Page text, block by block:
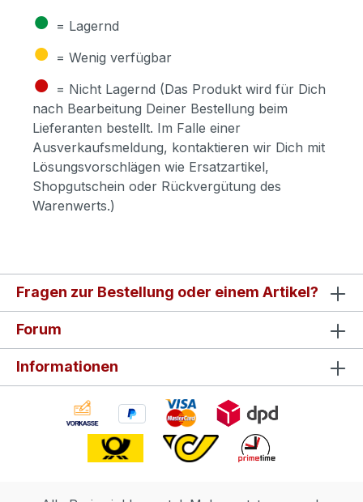
● = Lagernd
● = Wenig verfügbar
● = Nicht Lagernd (Das Produkt wird für Dich
nach Bearbeitung Deiner Bestellung beim
Lieferanten bestellt. Im Falle einer
Ausverkaufsmeldung, kontaktieren wir Dich mit
Lösungsvorschlägen wie Ersatzartikel,
Shopgutschein oder Rückvergütung des
Warenwerts.)
Fragen zur Bestellung oder einem Artikel?
Forum
Informationen